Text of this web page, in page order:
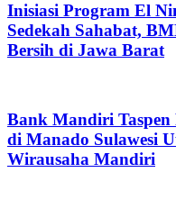
Inisiasi Program El
Sedekah Sahabat,
Bersih di Jawa Barat
Bank Mandiri Taspen
di Manado Sulawesi
Wirausaha Mandiri